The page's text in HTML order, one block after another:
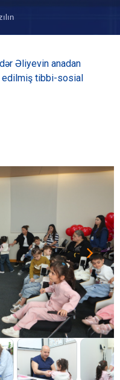
Əliyevin anadan
edilmiş tibbi-sosial